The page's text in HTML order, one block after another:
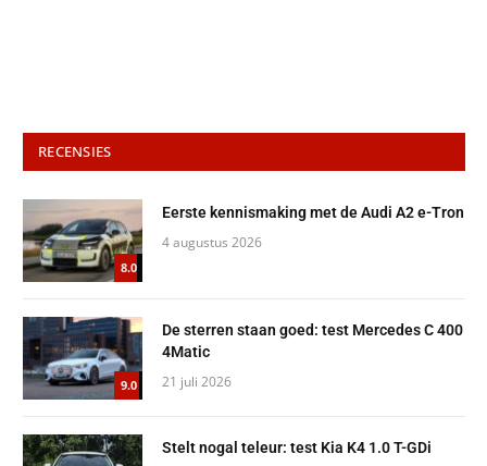
RECENSIES
8.0
Eerste kennismaking met de Audi A2 e-Tron
4 augustus 2026
9.0
De sterren staan goed: test Mercedes C 400
4Matic
21 juli 2026
Stelt nogal teleur: test Kia K4 1.0 T-GDi